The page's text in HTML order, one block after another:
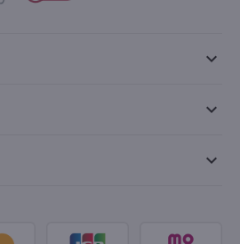
keyboard_arrow_down
keyboard_arrow_down
keyboard_arrow_down